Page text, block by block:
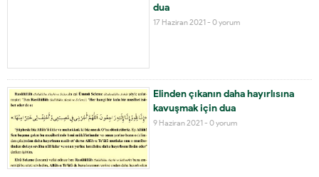
ezberlediklerini unutturmaz.” Ayet-i
Kerimeler şunlar:
dua
17 Haziran 2021 - 0 yorum
Elinden çıkanın daha hayırlısına
kavuşmak için dua
9 Haziran 2021 - 0 yorum